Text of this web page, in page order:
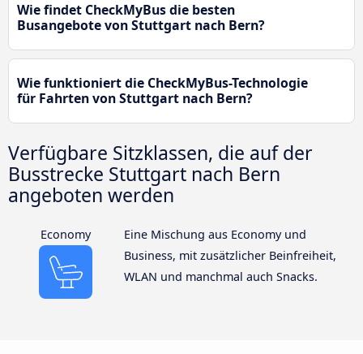
Wie findet CheckMyBus die besten
Busangebote von Stuttgart nach Bern?
Wie funktioniert die CheckMyBus-Technologie
für Fahrten von Stuttgart nach Bern?
Verfügbare Sitzklassen, die auf der
Busstrecke Stuttgart nach Bern
angeboten werden
Economy
Eine Mischung aus Economy und
Business, mit zusätzlicher Beinfreiheit,
WLAN und manchmal auch Snacks.